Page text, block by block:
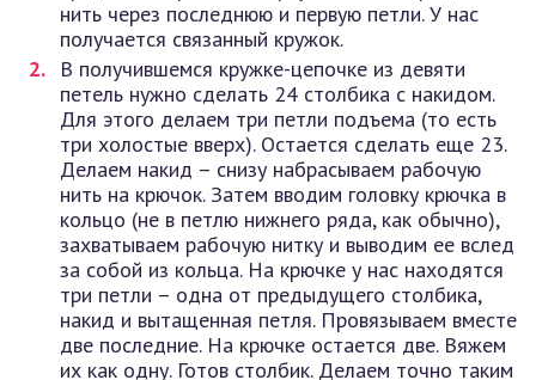
нить через последнюю и первую петли. У нас
получается связанный кружок.
В получившемся кружке-цепочке из девяти
петель нужно сделать 24 столбика с накидом.
Для этого делаем три петли подъема (то есть
три холостые вверх). Остается сделать еще 23.
Делаем накид – снизу набрасываем рабочую
нить на крючок. Затем вводим головку крючка в
кольцо (не в петлю нижнего ряда, как обычно),
захватываем рабочую нитку и выводим ее вслед
за собой из кольца. На крючке у нас находятся
три петли – одна от предыдущего столбика,
накид и вытащенная петля. Провязываем вместе
две последние. На крючке остается две. Вяжем
их как одну. Готов столбик. Делаем точно таким